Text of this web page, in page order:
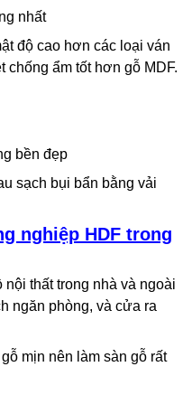
nhất
độ cao hơn các loại ván
ẩm tốt hơn gỗ MDF.
bền đẹp
sạch bụi bẩn bằng vải
nghiệp HDF trong
thất trong nhà và ngoài
ngăn phòng, và cửa ra
mịn nên làm sàn gỗ rất